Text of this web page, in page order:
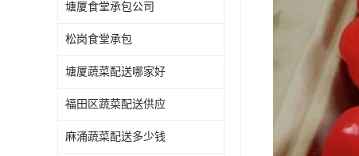
塘厦食堂承包公司
松岗食堂承包
塘厦蔬菜配送哪家好
福田区蔬菜配送供应
麻涌蔬菜配送多少钱